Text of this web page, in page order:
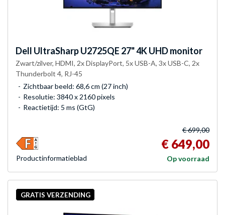
Dell UltraSharp U2725QE 27" 4K UHD monitor
Zwart/zilver, HDMI, 2x DisplayPort, 5x USB-A, 3x USB-C, 2x
Thunderbolt 4, RJ-45
Zichtbaar beeld: 68,6 cm (27 inch)
Resolutie: 3840 x 2160 pixels
Reactietijd: 5 ms (GtG)
€ 699,00
€ 649,00
Op voorraad
Product­informatieblad
GRATIS VERZENDING